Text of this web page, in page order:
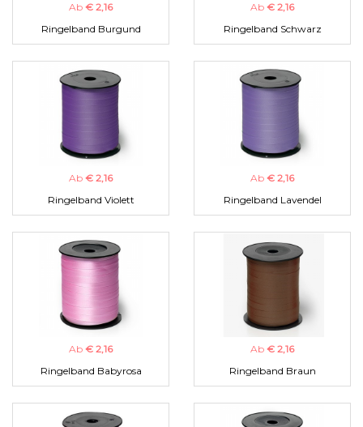
Ab € 2,16
Ringelband Burgund
Ab € 2,16
Ringelband Schwarz
Ab € 2,16
Ringelband Violett
Ab € 2,16
Ringelband Lavendel
Ab € 2,16
Ringelband Babyrosa
Ab € 2,16
Ringelband Braun